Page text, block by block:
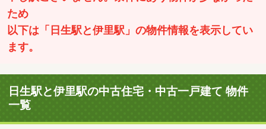
ため
以下は「日生駅と伊里駅」の物件情報を表示してい
ます。
日生駅と伊里駅の中古住宅・中古一戸建て 物件
一覧